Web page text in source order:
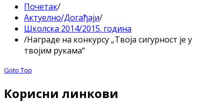
Почетак/
Актуелно/Догађаји/
Школска 2014/2015. година
/Награде на конкурсу „Твоја сигурност је у
твојим рукама“
Goto Top
Корисни линкови